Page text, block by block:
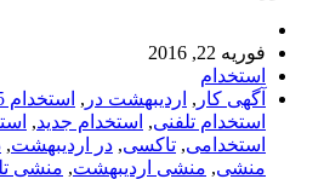
فوریه 22, 2016
استخدام
آگهی کار , اردیبهشت در , استخدام 95
استخدام تلفنی, استخدام جدید,
استخدامی, تاکسی, در اردیبهشت,
منشی, منشی اردیبهشت, منشی